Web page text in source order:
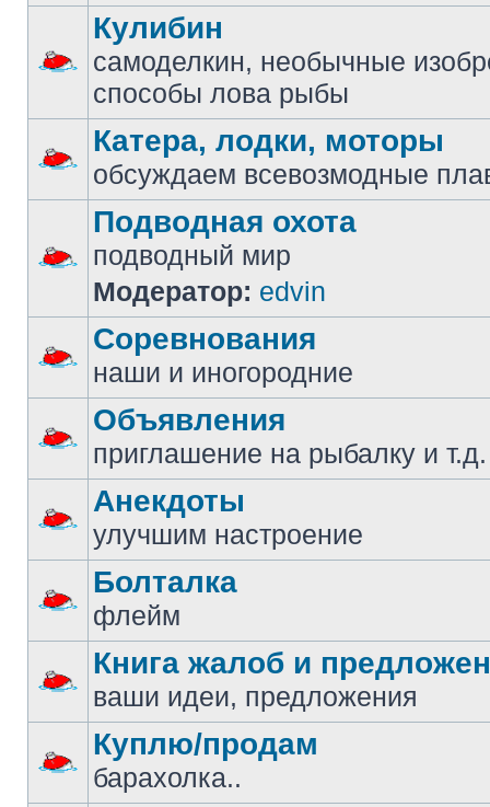
Кулибин
самоделкин, необычные
способы лова рыбы
Катера, лодки, моторы
обсуждаем всевозмодные
Подводная охота
подводный мир
Модератор: edvin
Соревнования
наши и иногородние
Объявления
приглашение на рыбалку и т.д.
Анекдоты
улучшим настроение
Болталка
флейм
Книга жалоб и
ваши идеи, предложения
Куплю/продам
барахолка..